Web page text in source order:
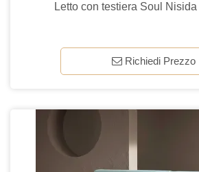
Letto con testiera Soul
Richiedi Prezzo